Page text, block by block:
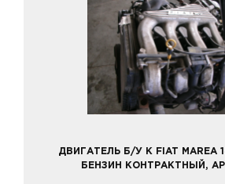
ДВИГАТЕЛЬ Б/У К FIAT MAREA
БЕНЗИН КОНТРАКТНЫЙ,